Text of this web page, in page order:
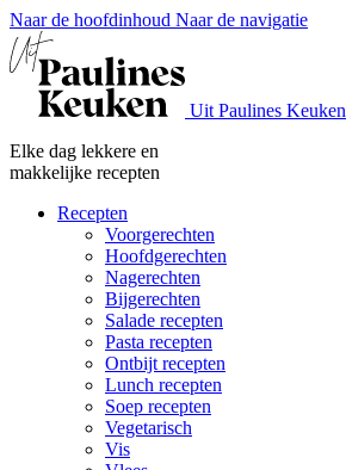
Naar de hoofdinhoud Naar de navigatie
Uit Paulines Keuken
Elke dag lekkere en
makkelijke recepten
Recepten
Voorgerechten
Hoofdgerechten
Nagerechten
Bijgerechten
Salade recepten
Pasta recepten
Ontbijt recepten
Lunch recepten
Soep recepten
Vegetarisch
Vis